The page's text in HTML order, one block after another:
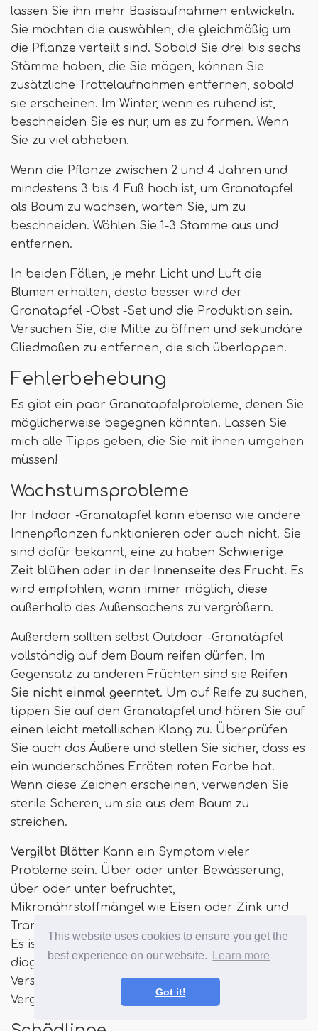
This website uses cookies to ensure you get the
best experience on our website.
Learn more
Got it!
lassen Sie ihn mehr Basisaufnahmen entwickeln.
Sie möchten die auswählen, die gleichmäßig um
die Pflanze verteilt sind. Sobald Sie drei bis sechs
Stämme haben, die Sie mögen, können Sie
zusätzliche Trottelaufnahmen entfernen, sobald
sie erscheinen. Im Winter, wenn es ruhend ist,
beschneiden Sie es nur, um es zu formen. Wenn
Sie zu viel abheben.
Wenn die Pflanze zwischen 2 und 4 Jahren und
mindestens 3 bis 4 Fuß hoch ist, um Granatapfel
als Baum zu wachsen, warten Sie, um zu
beschneiden. Wählen Sie 1-3 Stämme aus und
entfernen.
In beiden Fällen, je mehr Licht und Luft die
Blumen erhalten, desto besser wird der
Granatapfel -Obst -Set und die Produktion sein.
Versuchen Sie, die Mitte zu öffnen und sekundäre
Gliedmaßen zu entfernen, die sich überlappen.
Fehlerbehebung
Es gibt ein paar Granatapfelprobleme, denen Sie
möglicherweise begegnen könnten. Lassen Sie
mich alle Tipps geben, die Sie mit ihnen umgehen
müssen!
Wachstumsprobleme
Ihr Indoor -Granatapfel kann ebenso wie andere
Innenpflanzen funktionieren oder auch nicht. Sie
sind dafür bekannt, eine zu haben Schwierige
Zeit blühen oder in der Innenseite des Frucht. Es
wird empfohlen, wann immer möglich, diese
außerhalb des Außensachens zu vergrößern.
Außerdem sollten selbst Outdoor -Granatäpfel
vollständig auf dem Baum reifen dürfen. Im
Gegensatz zu anderen Früchten sind sie Reifen
Sie nicht einmal geerntet. Um auf Reife zu suchen,
tippen Sie auf den Granatapfel und hören Sie auf
einen leicht metallischen Klang zu. Überprüfen
Sie auch das Äußere und stellen Sie sicher, dass es
ein wunderschönes Erröten roten Farbe hat.
Wenn diese Zeichen erscheinen, verwenden Sie
sterile Scheren, um sie aus dem Baum zu
streichen.
Vergilbt Blätter Kann ein Symptom vieler
Probleme sein. Über oder unter Bewässerung,
über oder unter befruchtet,
Mikronährstoffmängel wie Eisen oder Zink und
Transplantatschock sind die häufigsten Probleme.
Es ist schwierig, diese Probleme zu
diagnostizieren, aber Sie können dies über
Versuch und Irrtum tun, wenn Sie anfangen, die
Vergilbung zu beobachten.